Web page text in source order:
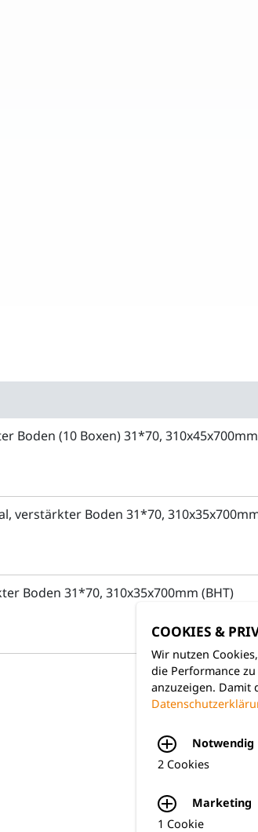
Boden (10 Boxen) 31*70,
verstärkter Boden 31*70,
Boden 31*70, 310x35x700mm (BHT)
COOKIES &
Wir nutzen
die Performance
anzuzeigen. Damit
Notwendig
2 Cookies
Marketing
1 Cookie